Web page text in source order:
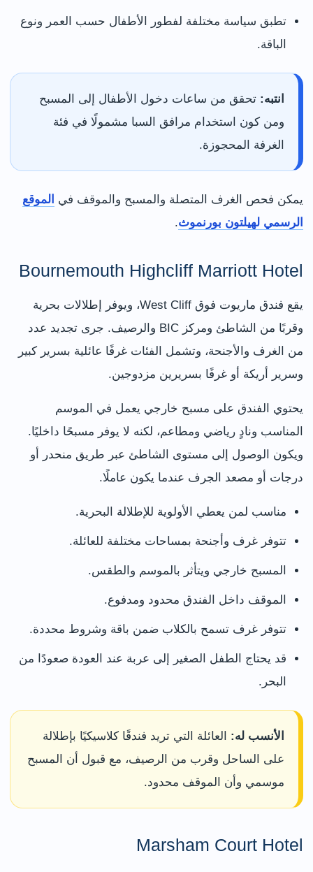
تطبق سياسة مختلفة لفطور الأطفال حسب العمر ونوع
الباقة.
انتبه: تحقق من ساعات دخول الأطفال إلى المسبح
ومن كون استخدام مرافق السبا مشمولًا في فئة
الغرفة المحجوزة.
يمكن فحص الغرف المتصلة والمسبح والموقف في الموقع
الرسمي لهيلتون بورنموث.
Bournemouth Highcliff Marriott Hotel
يقع فندق ماريوت فوق West Cliff، ويوفر إطلالات بحرية
وقربًا من الشاطئ ومركز BIC والرصيف. جرى تجديد عدد
من الغرف والأجنحة، وتشمل الفئات غرفًا عائلية بسرير كبير
وسرير أريكة أو غرفًا بسريرين مزدوجين.
يحتوي الفندق على مسبح خارجي يعمل في الموسم
المناسب ونادٍ رياضي ومطاعم، لكنه لا يوفر مسبحًا داخليًا.
ويكون الوصول إلى مستوى الشاطئ عبر طريق منحدر أو
درجات أو مصعد الجرف عندما يكون عاملًا.
مناسب لمن يعطي الأولوية للإطلالة البحرية.
تتوفر غرف وأجنحة بمساحات مختلفة للعائلة.
المسبح خارجي ويتأثر بالموسم والطقس.
الموقف داخل الفندق محدود ومدفوع.
تتوفر غرف تسمح بالكلاب ضمن باقة وشروط محددة.
قد يحتاج الطفل الصغير إلى عربة عند العودة صعودًا من
البحر.
الأنسب له: العائلة التي تريد فندقًا كلاسيكيًا بإطلالة
على الساحل وقرب من الرصيف، مع قبول أن المسبح
موسمي وأن الموقف محدود.
Marsham Court Hotel